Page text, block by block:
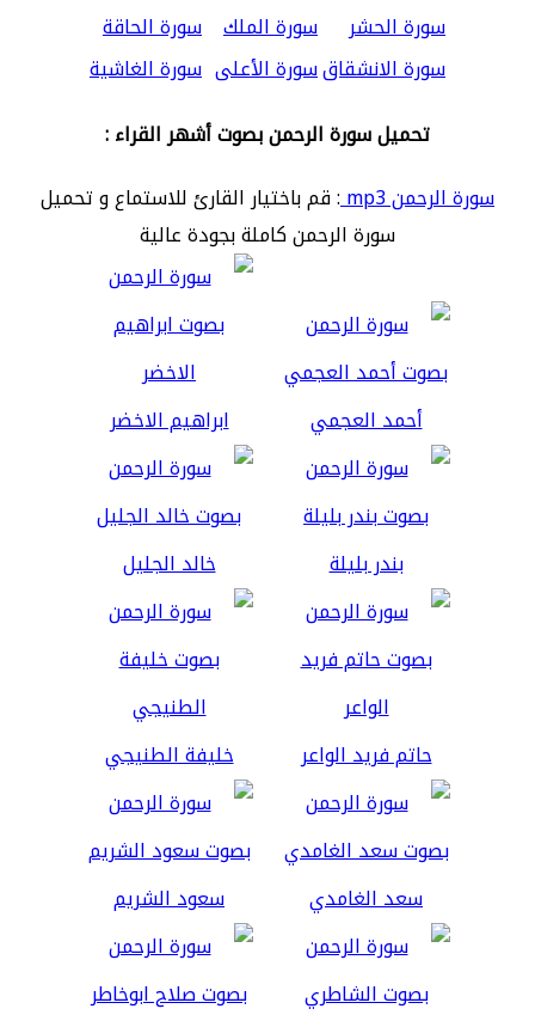
سورة الحشر
سورة الملك سورة الحاقة
سورة الانشقاقسورة الأعلى سورة الغاشية
تحميل سورة الرحمن بصوت أشهر القراء :
سورة الرحمن mp3
: قم باختيار القارئ للاستماع و تحميل
سورة الرحمن كاملة بجودة عالية
أحمد العجمي ابراهيم الاخضر
بندر بليلة خالد الجليل
حاتم فريد الواعر خليفة الطنيجي
سعد الغامدي سعود الشريم